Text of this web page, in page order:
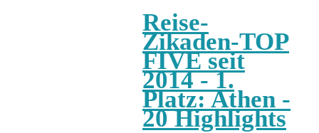
Reise-
Zikaden-TOP
FIVE seit
2014 - 1.
Platz: Athen -
20 Highlights